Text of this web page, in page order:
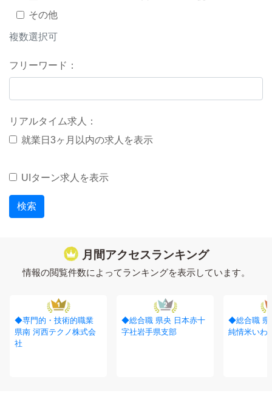
その他
複数選択可
フリーワード：
リアルタイム求人：
就業日3ヶ月以内の求人を表示
UIターン求人を表示
月間アクセスランキング
情報の閲覧件数によってランキングを表示しています。
◆専門的・技術的職業
県南 河西テクノ株式会
社
◆総合職 県央 日本赤十
字社岩手県支部
◆総合職 県
純情米いわ